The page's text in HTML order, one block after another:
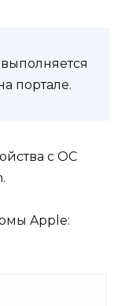
портале.
с ОС
Apple: